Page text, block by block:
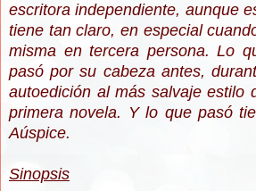
escritora independiente, aunque
tiene tan claro, en especial
misma en tercera persona. Lo
pasó por su cabeza antes,
autoedición al más salvaje estilo
primera novela. Y lo que pasó
Aúspice.
Sinopsis